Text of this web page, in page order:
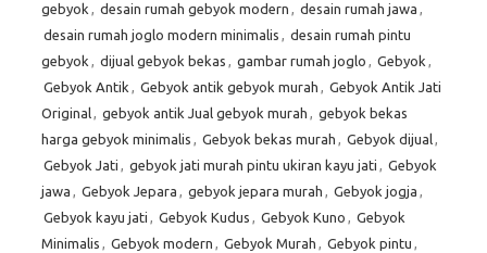
gebyok , desain rumah gebyok modern , desain rumah jawa ,
desain rumah joglo modern minimalis , desain rumah pintu
gebyok , dijual gebyok bekas , gambar rumah joglo , Gebyok ,
Gebyok Antik , Gebyok antik gebyok murah , Gebyok Antik Jati
Original, gebyok antik Jual gebyok murah , gebyok bekas
harga gebyok minimalis , Gebyok bekas murah , Gebyok dijual,
Gebyok Jati , gebyok jati murah pintu ukiran kayu jati , Gebyok
jawa , Gebyok Jepara , gebyok jepara murah , Gebyok jogja ,
Gebyok kayu jati , Gebyok Kudus , Gebyok Kuno , Gebyok
Minimalis , Gebyok modern , Gebyok Murah , Gebyok pintu ,